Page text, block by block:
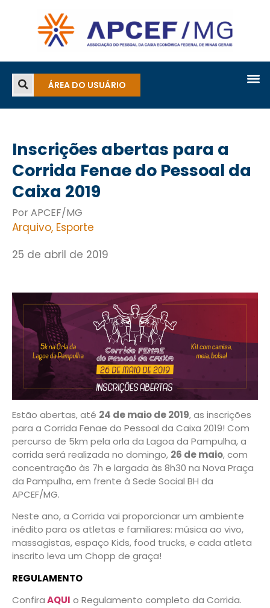
ÁREA DO USUÁRIO
Inscrições abertas para a
Corrida Fenae do Pessoal da
Caixa 2019
Por APCEF/MG
Arquivo, Esporte
25 de abril de 2019
Estão abertas, até 24 de maio de 2019, as inscrições
para a Corrida Fenae do Pessoal da Caixa 2019! Com
percurso de 5km pela orla da Lagoa da Pampulha, a
corrida será realizada no domingo, 26 de maio, com
concentração às 7h e largada às 8h30 na Nova Praça
da Pampulha, em frente à Sede Social BH da
APCEF/MG.
Neste ano, a Corrida vai proporcionar um ambiente
inédito para os atletas e familiares: música ao vivo,
massagistas, espaço Kids, food trucks, e cada atleta
inscrito leva um Chopp de graça!
REGULAMENTO
ConfiraAQUI o Regulamento completo da Corrida.